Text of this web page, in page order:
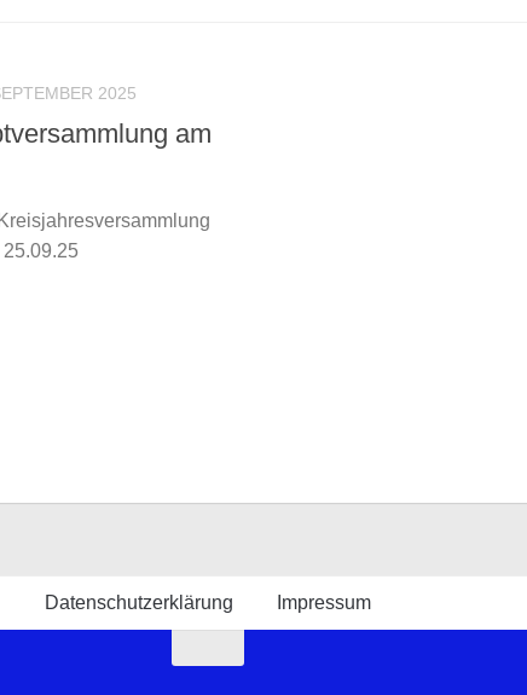
2025
am
Datenschutzerklärung Impressum